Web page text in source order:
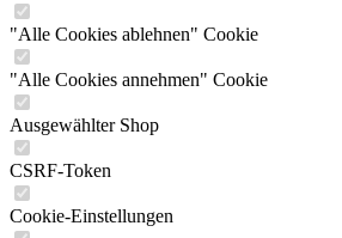
"Alle Cookies ablehnen" Cookie
"Alle Cookies annehmen" Cookie
Ausgewählter Shop
CSRF-Token
Cookie-Einstellungen